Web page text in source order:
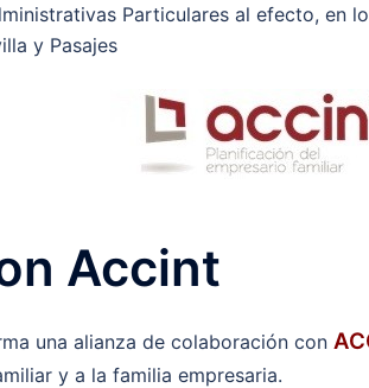
Particulares al efecto, en
y Pasajes
Accint
una alianza de colaboración con
y a la familia empresaria.